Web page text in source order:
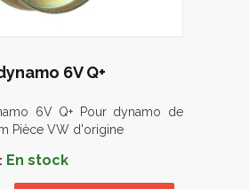
6V Q+
6V Q+ Pour dynamo de
Pièce VW d'origine
En stock